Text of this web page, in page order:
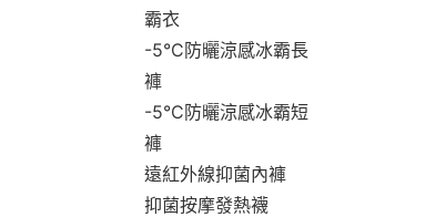
霸衣
-5°C防曬涼感冰霸長
褲
-5°C防曬涼感冰霸短
褲
遠紅外線抑菌內褲
抑菌按摩發熱襪